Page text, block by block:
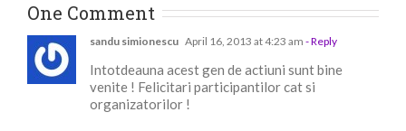
One Comment
sandu simionescu April 16, 2013 at 4:23 am - Reply
Intotdeauna acest gen de actiuni sunt bine
venite ! Felicitari participantilor cat si
organizatorilor !